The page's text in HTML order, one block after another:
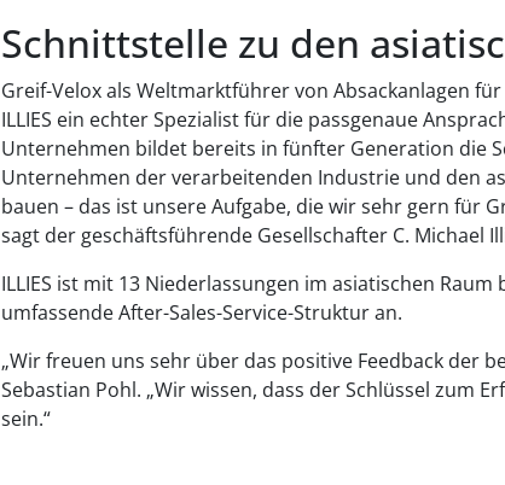
Schnittstelle zu den
Greif-Velox als Weltmarktführer von Absackanlagen
ILLIES ein echter Spezialist für die passgenaue
Unternehmen bildet bereits in fünfter Generation die
Unternehmen der verarbeitenden Industrie und den
bauen – das ist unsere Aufgabe, die wir sehr gern für
sagt der geschäftsführende Gesellschafter C. Michael
ILLIES ist mit 13 Niederlassungen im asiatischen
umfassende After-Sales-Service-Struktur an.
„Wir freuen uns sehr über das positive Feedback der
Sebastian Pohl. „Wir wissen, dass der Schlüssel zum
sein.“